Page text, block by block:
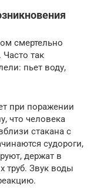
смертельно
так
пьет воду,
при поражении
что человека
стакана с
судороги,
держат в
труб. Звук воды